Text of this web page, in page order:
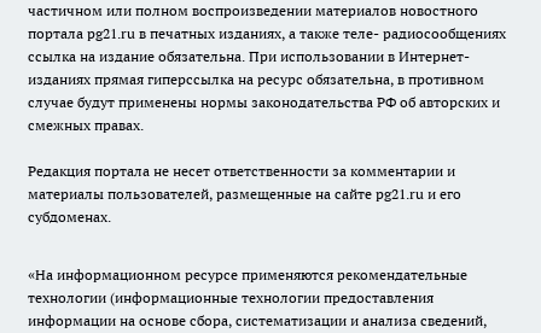
частичном или полном воспроизведении материалов новостного
портала pg21.ru в печатных изданиях, а также теле- радиосообщениях
ссылка на издание обязательна. При использовании в Интернет-
изданиях прямая гиперссылка на ресурс обязательна, в противном
случае будут применены нормы законодательства РФ об авторских и
смежных правах.
Редакция портала не несет ответственности за комментарии и
материалы пользователей, размещенные на сайте pg21.ru и его
субдоменах.
«На информационном ресурсе применяются рекомендательные
технологии (информационные технологии предоставления
информации на основе сбора, систематизации и анализа сведений,